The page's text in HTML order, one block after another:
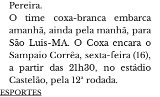
Pereira.
O time coxa-branca embarca
amanhã, ainda pela manhã, para
São Luis-MA. O Coxa encara o
Sampaio Corrêa, sexta-feira (16),
a partir das 21h30, no estádio
Castelão, pela 12ª rodada.
ESPORTES